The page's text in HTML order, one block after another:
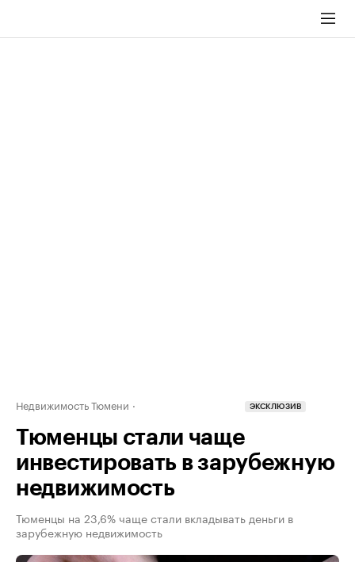
Недвижимость Тюмени ЭКСКЛЮЗИВ
Тюменцы стали чаще
инвестировать в зарубежную
недвижимость
Тюменцы на 23,6% чаще стали вкладывать деньги в
зарубежную недвижимость